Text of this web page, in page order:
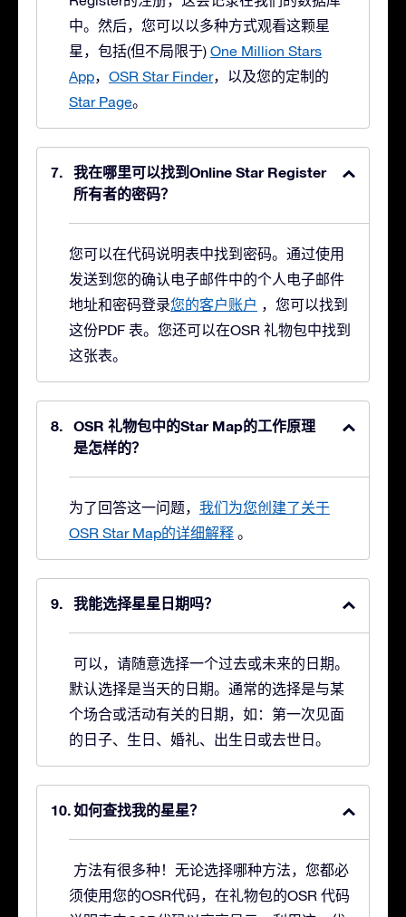
中。然后，您可以以多种方式观看这颗星
星，包括(但不局限于) One Million Stars
App， OSR Star Finder，以及您的定制的
Star Page。
我在哪里可以找到Online Star Register
所有者的密码？
您可以在代码说明表中找到密码。通过使用
发送到您的确认电子邮件中的个人电子邮件
地址和密码登录您的客户账户 ，您可以找到
这份PDF 表。您还可以在OSR 礼物包中找到
这张表。
OSR 礼物包中的Star Map的工作原理
是怎样的？
为了回答这一问题， 我们为您创建了关于
OSR Star Map的详细解释 。
我能选择星星日期吗？
可以，请随意选择一个过去或未来的日期。
默认选择是当天的日期。通常的选择是与某
个场合或活动有关的日期，如：第一次见面
的日子、生日、婚礼、出生日或去世日。
如何查找我的星星？
方法有很多种！无论选择哪种方法，您都必
须使用您的OSR代码，在礼物包的OSR 代码